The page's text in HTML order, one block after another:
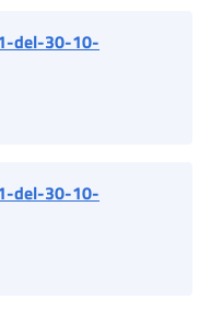
del-30-10-
del-30-10-